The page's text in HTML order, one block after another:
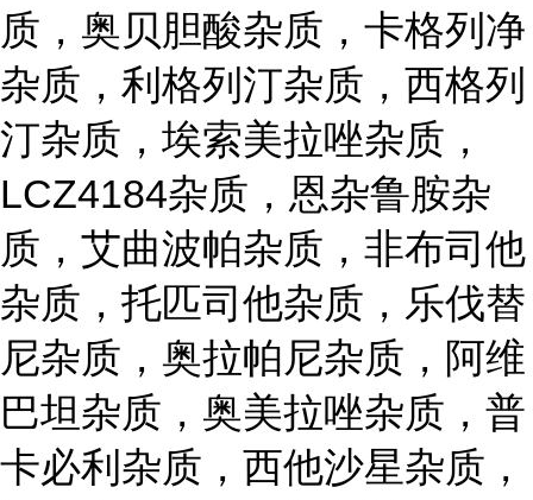
质，奥贝胆酸杂质，卡格列净
杂质，利格列汀杂质，西格列
汀杂质，埃索美拉唑杂质，
LCZ4184杂质，恩杂鲁胺杂
质，艾曲波帕杂质，非布司他
杂质，托匹司他杂质，乐伐替
尼杂质，奥拉帕尼杂质，阿维
巴坦杂质，奥美拉唑杂质，普
卡必利杂质，西他沙星杂质，